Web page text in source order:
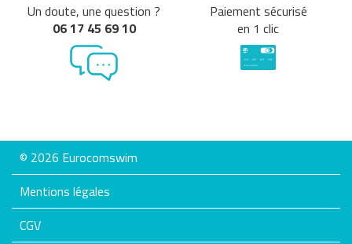
Un doute, une question ?
06 17 45 69 10
Paiement sécurisé
en 1 clic
© 2026 Eurocomswim
Mentions légales
CGV